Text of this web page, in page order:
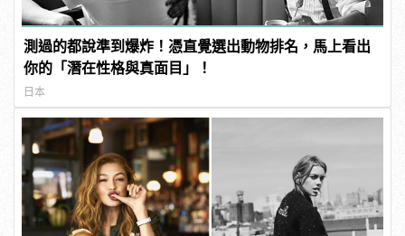
測過的都說準到爆炸！憑直覺選出動物排名，馬上看出
你的「潛在性格與真面目」！
日本